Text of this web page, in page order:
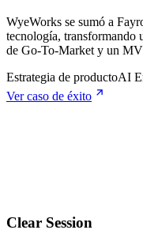
WyeWorks se sumó a
tecnología, transformando
de Go-To-Market y un
Estrategia de productoAI
Ver caso de éxito
Clear Session